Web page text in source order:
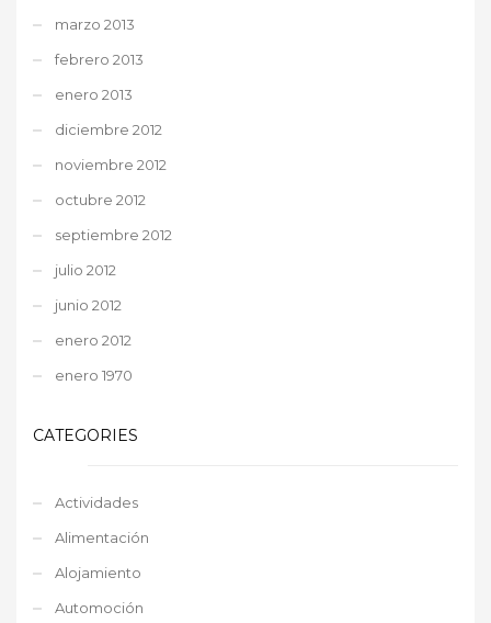
marzo 2013
febrero 2013
enero 2013
diciembre 2012
noviembre 2012
octubre 2012
septiembre 2012
julio 2012
junio 2012
enero 2012
enero 1970
CATEGORIES
Actividades
Alimentación
Alojamiento
Automoción